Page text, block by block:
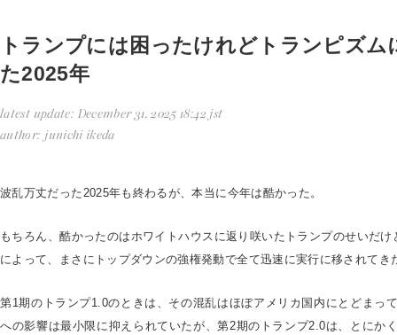
トランプには困ったけれどトランピズム
た2025年
latest update
December 31, 2025 18:42 jst
author junichi ikeda
波乱万丈だった2025年も終わるが、本当に今年は酷かった。
もちろん、酷かったのはホワイトハウスに返り咲いたトランプのせいだ
によって、まさにトップダウンの強権発動で全て迅速に実行に移されてき
第1期のトランプ1.0のときは、その混乱はほぼアメリカ国内にとどまっ
への影響は最小限に抑えられていたが、第2期のトランプ2.0は、とにか